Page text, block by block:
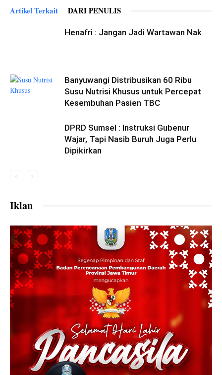
Artikel Terkait DARI PENULIS
Henafri : Jangan Jadi Wartawan Nak
Banyuwangi Distribusikan 60 Ribu
Susu Nutrisi Khusus untuk Percepat
Kesembuhan Pasien TBC
DPRD Sumsel : Instruksi Gubenur
Wajar, Tapi Nasib Buruh Juga Perlu
Dipikirkan
Iklan